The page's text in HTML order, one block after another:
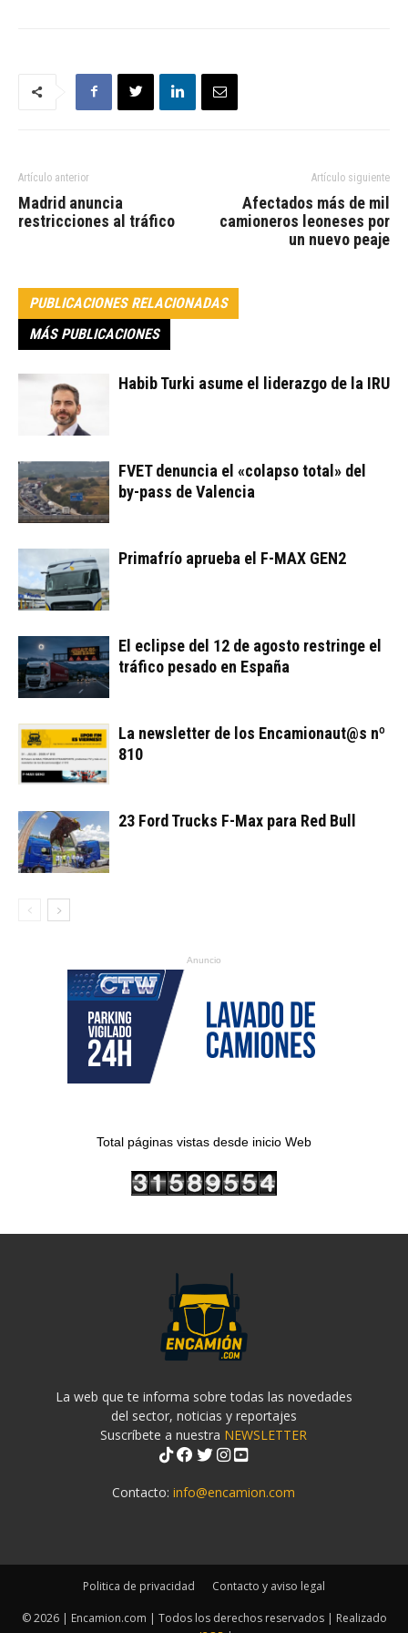
Artículo anterior
Madrid anuncia
restricciones al tráfico
Artículo siguiente
Afectados más de mil
camioneros leoneses por
un nuevo peaje
PUBLICACIONES RELACIONADAS
MÁS PUBLICACIONES
Habib Turki asume el liderazgo de la IRU
FVET denuncia el «colapso total» del
by-pass de Valencia
Primafrío aprueba el F-MAX GEN2
El eclipse del 12 de agosto restringe el
tráfico pesado en España
La newsletter de los Encamionaut@s nº
810
23 Ford Trucks F-Max para Red Bull
Anuncio
Total páginas vistas desde inicio Web
La web que te informa sobre todas las novedades
del sector, noticias y reportajes
Suscríbete a nuestra NEWSLETTER
Contacto:info@encamion.com
Politica de privacidad Contacto y aviso legal
© 2026 | Encamion.com | Todos los derechos reservados | Realizado